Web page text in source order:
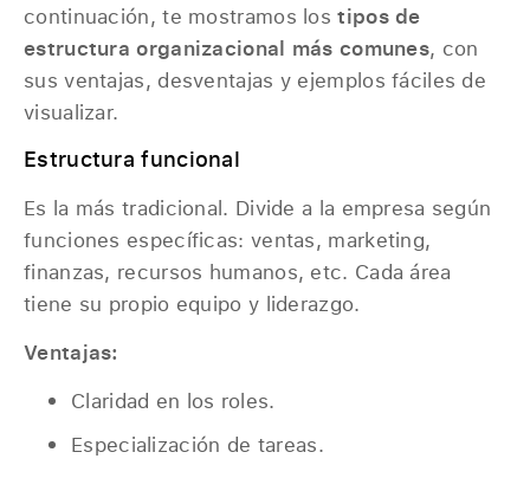
continuación, te mostramos lostipos de
estructura organizacional más comunes, con
sus ventajas, desventajas y ejemplos fáciles de
visualizar.
Estructura funcional
Es la más tradicional. Divide a la empresa según
funciones específicas: ventas, marketing,
finanzas, recursos humanos, etc. Cada área
tiene su propio equipo y liderazgo.
Ventajas:
Claridad en los roles.
Especialización de tareas.